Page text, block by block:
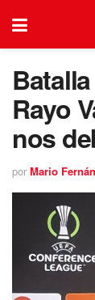
Rayo
nos
por Mario